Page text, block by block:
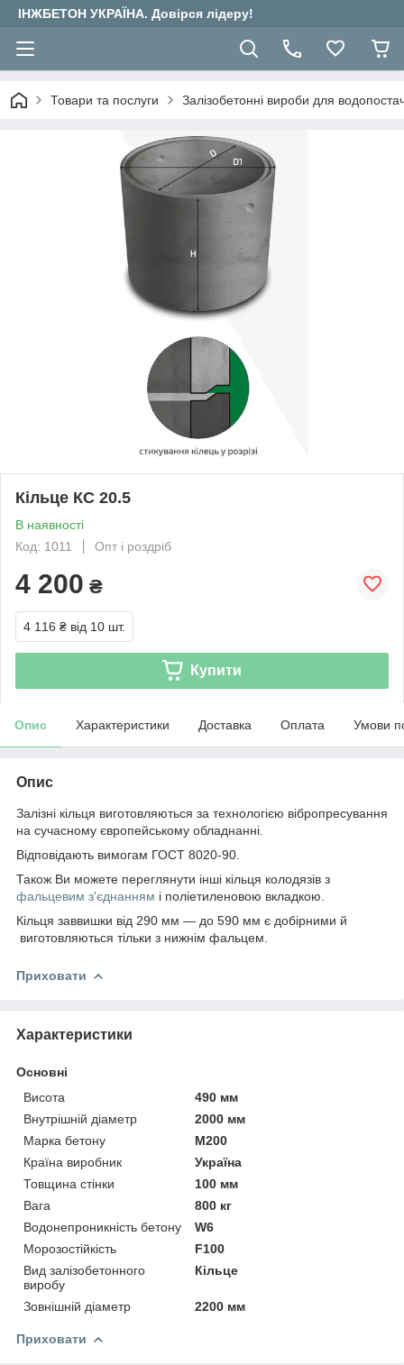
ІНЖБЕТОН УКРАЇНА. Довірся лідеру!
Товари та послуги Залізобетонні вироби для
Кільце КС 20.5
В наявності
Код: 1011
Опт і роздріб
4 200 ₴
4 116 ₴ від 10 шт.
Купити
Опис Характеристики Доставка Оплата Умови
Опис
Залізні кільця виготовляються за технологією вібропресування
на сучасному європейському обладнанні.
Відповідають вимогам ГОСТ 8020-90.
Також Ви можете переглянути інші кільця колодязів з
фальцевим з'єднанням і поліетиленовою вкладкою.
Кільця заввишки від 290 мм — до 590 мм є добірними й
виготовляються тільки з нижнім фальцем.
Приховати
Характеристики
Основні
Висота
490 мм
Внутрішній діаметр
2000 мм
Марка бетону
М200
Країна виробник
Україна
Товщина стінки
100 мм
Вага
800 кг
Водонепроникність бетону
W6
Морозостійкість
F100
Вид залізобетонного
виробу
Кільце
Зовнішній діаметр 2200 мм
Приховати